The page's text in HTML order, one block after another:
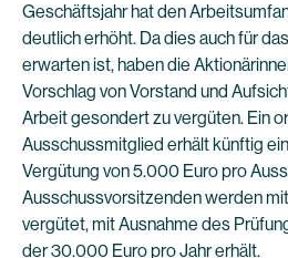
Geschäftsjahr hat den
deutlich erhöht. Da dies auch für
erwarten ist, haben die
Vorschlag von Vorstand und
Arbeit gesondert zu vergüten. Ein
Ausschussmitglied erhält künftig
Vergütung von 5.000 Euro pro
Ausschussvorsitzenden werden
vergütet, mit Ausnahme des
der 30.000 Euro pro Jahr erhält.